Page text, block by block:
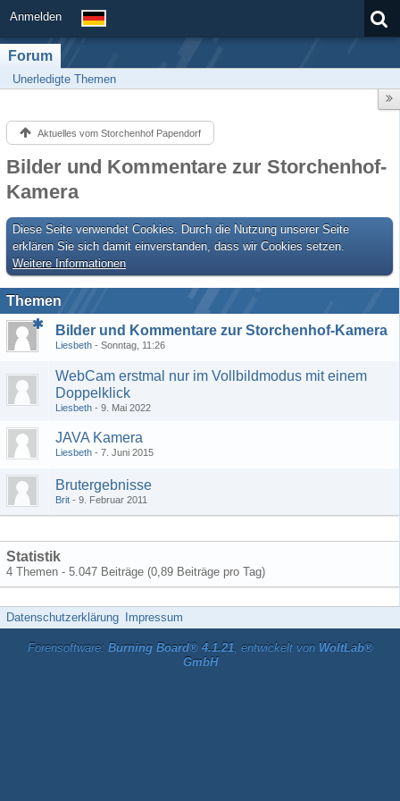
Anmelden
Forum
Unerledigte Themen
Aktuelles vom Storchenhof Papendorf
Bilder und Kommentare zur Storchenhof-
Kamera
Diese Seite verwendet Cookies. Durch die Nutzung unserer Seite
erklären Sie sich damit einverstanden, dass wir Cookies setzen.
Weitere Informationen
Themen
Bilder und Kommentare zur Storchenhof-Kamera
Liesbeth Sonntag, 11:26
WebCam erstmal nur im Vollbildmodus mit einem
Doppelklick
Liesbeth 9. Mai 2022
JAVA Kamera
Liesbeth 7. Juni 2015
Brutergebnisse
Brit 9. Februar 2011
Statistik
4 Themen - 5.047 Beiträge (0,89 Beiträge pro Tag)
Datenschutzerklärung Impressum
Forensoftware: Burning Board® 4.1.21, entwickelt von WoltLab®
GmbH